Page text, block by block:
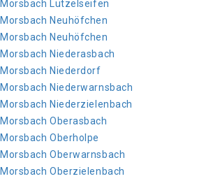
Lützelseifen
Neuhöfchen
Neuhöfchen
Niederasbach
Niederdorf
Niederwarnsbach
Niederzielenbach
Oberasbach
Oberholpe
Oberwarnsbach
Oberzielenbach